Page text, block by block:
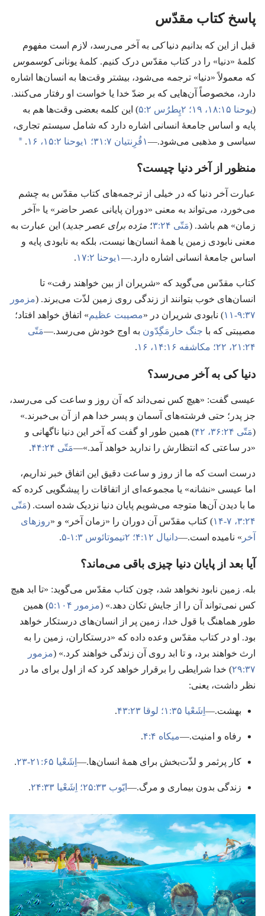
پاسخ کتاب مقدّس
قبل از این که بدانیم دنیاکی به آخر می‌رسد،‏ لازم است مفهوم
کلمهٔ «دنیا» را در کتاب مقدّس درک کنیم.‏ کلمهٔ یونانیکوسموس
که معمولاً «دنیا» ترجمه می‌شود،‏ بیشتر وقت‌ها به انسان‌ها اشاره
دارد،‏ مخصوصاً آن‌هایی که بر ضدّ خدا یا خواست او رفتار می‌کنند.‏
(‏یوحنا ۱۵:‏۱۸،‏ ۱۹؛‏
)‏ این کلمه بعضی وقت‌ها هم به
پایه و اساس جامعهٔ انسانی اشاره دارد که شامل سیستم تجاری،‏
سیاسی و مذهبی می‌شود.‏—‏۱قُرِنتیان ۷:‏۳۱؛‏ .‏
a
منظور از آخر دنیا چیست؟‏
عبارت آخر دنیا که در خیلی از ترجمه‌های کتاب مقدّس به چشم
می‌خورد،‏ می‌تواند به معنی «دوران پایانی عصر حاضر» یا «آخر
زمان» هم باشد.‏ (‏مَتّی ۲۴:‏۳ ؛‏ مژده برای عصر جدید)‏ این عبارت به
معنی نابودی زمین یا همهٔ انسان‌ها نیست،‏ بلکه به نابودی پایه و
اساس جامعهٔ انسانی اشاره دارد.‏—‏۱یوحنا ۲:‏۱۷ .‏
کتاب مقدّس می‌گوید که «شریران از بین خواهند رفت» تا
انسان‌های خوب بتوانند از زندگی روی زمین لذّت می‌برند.‏ (‏مزمور
۳۷:‏۹-‏۱۱
)‏ نابودی شریران در «مصیبت عظیم» اتفاق خواهد افتاد؛‏
مصیبتی که با جنگ حارمَگِدّون به اوج خودش می‌رسد.‏—‏مَتّی
۲۴:‏۲۱،‏ ۲۲؛‏
مکاشفه ۱۶:‏۱۴،‏ .‏
دنیا کی به آخر می‌رسد؟‏
عیسی گفت:‏ «هیچ کس نمی‌داند که آن روز و ساعت کی می‌رسد،‏
جز پدر؛‏ حتی فرشته‌های آسمان و پسر خدا هم از آن بی‌خبرند.‏»
(‏مَتّی ۲۴:‏۳۶،‏
)‏ همین طور او گفت که آخر این دنیا ناگهانی و
«در ساعتی که انتظارش را ندارید خواهد آمد.‏»—‏مَتّی ۲۴:‏۴۴ .‏
درست است که ما از روز و ساعت دقیق این اتفاق خبر نداریم،‏
اما عیسی «نشانه» یا مجموعه‌ای از اتفاقات را پیشگویی کرده که
ما با دیدن آن‌ها متوجه می‌شویم پایان دنیا نزدیک شده است.‏ (‏مَتّی
۲۴:‏۳،‏
)‏ کتاب مقدّس آن دوران را «زمان آخر» و «روزهای
آخر » نامیده است.‏—‏دانیال ۱۲:‏۴؛‏ .‏
آیا بعد از پایان دنیا چیزی باقی می‌ماند؟‏
بله.‏ زمین نابود نخواهد شد،‏ چون کتاب مقدّس می‌گوید:‏ «تا ابد هیچ
کس نمی‌تواند آن را از جایش تکان دهد.‏» (‏مزمور ۱۰۴:‏۵
)‏ همین
طور هماهنگ با قول خدا،‏ زمین پر از انسان‌های درستکار خواهد
بود.‏ او در کتاب مقدّس وعده داده که «درستکاران،‏ زمین را به
ارث خواهند برد،‏ و تا ابد روی آن زندگی خواهند کرد.‏» (‏مزمور
۳۷:‏۲۹
)‏ خدا شرایطی را برقرار خواهد کرد که از اول برای ما در
نظر داشت،‏ یعنی:‏
بهشت.‏—‏ اِشَعْیا ۳۵:‏۱؛‏ لوقا ۲۳:‏۴۳ .‏
رفاه و امنیت.‏—‏میکاه ۴:‏۴ .‏
کار پرثمر و لذّت‌بخش برای همهٔ انسان‌ها.‏—‏ اِشَعْیا ۶۵:‏۲۱-‏۲۳ .‏
زندگی بدون بیماری و مرگ.‏—‏ایّوب ۳۳:‏۲۵؛‏ اِشَعْیا ۳۳:‏۲۴ .‏